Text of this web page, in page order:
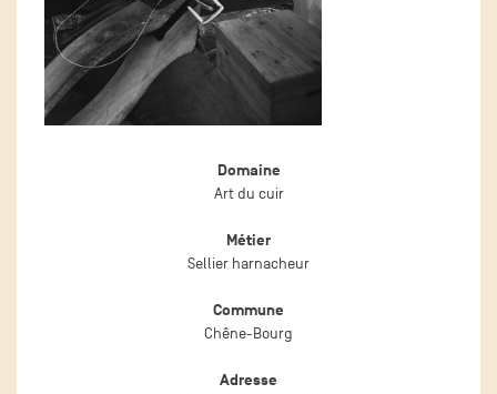
Domaine
Art du cuir
Métier
Sellier harnacheur
Commune
Chêne-Bourg
Adresse